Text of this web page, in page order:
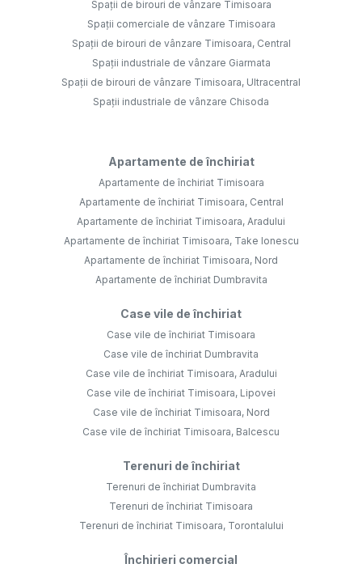
Spații de birouri de vânzare Timisoara
Spații comerciale de vânzare Timisoara
Spații de birouri de vânzare Timisoara, Central
Spații industriale de vânzare Giarmata
Spații de birouri de vânzare Timisoara, Ultracentral
Spații industriale de vânzare Chisoda
Apartamente de închiriat
Apartamente de închiriat Timisoara
Apartamente de închiriat Timisoara, Central
Apartamente de închiriat Timisoara, Aradului
Apartamente de închiriat Timisoara, Take Ionescu
Apartamente de închiriat Timisoara, Nord
Apartamente de închiriat Dumbravita
Case vile de închiriat
Case vile de închiriat Timisoara
Case vile de închiriat Dumbravita
Case vile de închiriat Timisoara, Aradului
Case vile de închiriat Timisoara, Lipovei
Case vile de închiriat Timisoara, Nord
Case vile de închiriat Timisoara, Balcescu
Terenuri de închiriat
Terenuri de închiriat Dumbravita
Terenuri de închiriat Timisoara
Terenuri de închiriat Timisoara, Torontalului
Închirieri comercial